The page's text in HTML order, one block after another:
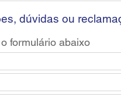
dúvidas ou
formulário abaixo